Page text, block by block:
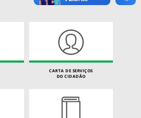
CARTA DE SERVIÇOS
DO CIDADÃO